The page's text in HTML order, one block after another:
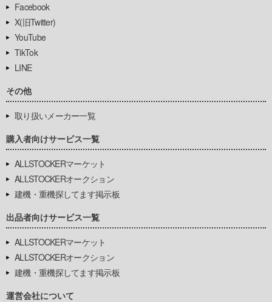
Facebook
X(旧Twitter)
YouTube
TikTok
LINE
その他
取り扱いメーカー一覧
購入者向けサービス一覧
ALLSTOCKERマーケット
ALLSTOCKERオークション
建機・重機探してます掲示板
出品者向けサービス一覧
ALLSTOCKERマーケット
ALLSTOCKERオークション
建機・重機探してます掲示板
運営会社について